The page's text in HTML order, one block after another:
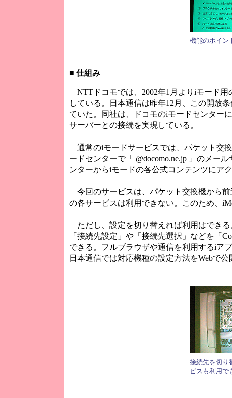
機能のポイン
■ 仕組み
NTTドコモでは、2002年1月よりiモード用
している。日本通信は昨年12月、この開放
ていた。同社は、ドコモのiモードセンター
サーバーとの接続を実現している。
通常のiモードサービスでは、パケット交
ードセンターで「 @docomo.ne.jp 」のメー
ンターからiモードの各公式コンテンツにア
今回のサービスは、パケット交換機から前
の各サービスは利用できない。このため、
ただし、設定を切り替えれば利用はでき
「接続先設定」や「接続先選択」などを「
できる。フルブラウザや通信を利用するiア
日本通信では対応機種の設定方法をWebで公
接続先を切り
ビスも利用で